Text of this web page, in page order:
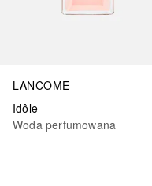
LANCÔME
Idôle
Woda perfumowana